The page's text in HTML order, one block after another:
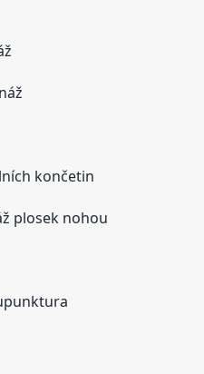
končetin
plosek nohou